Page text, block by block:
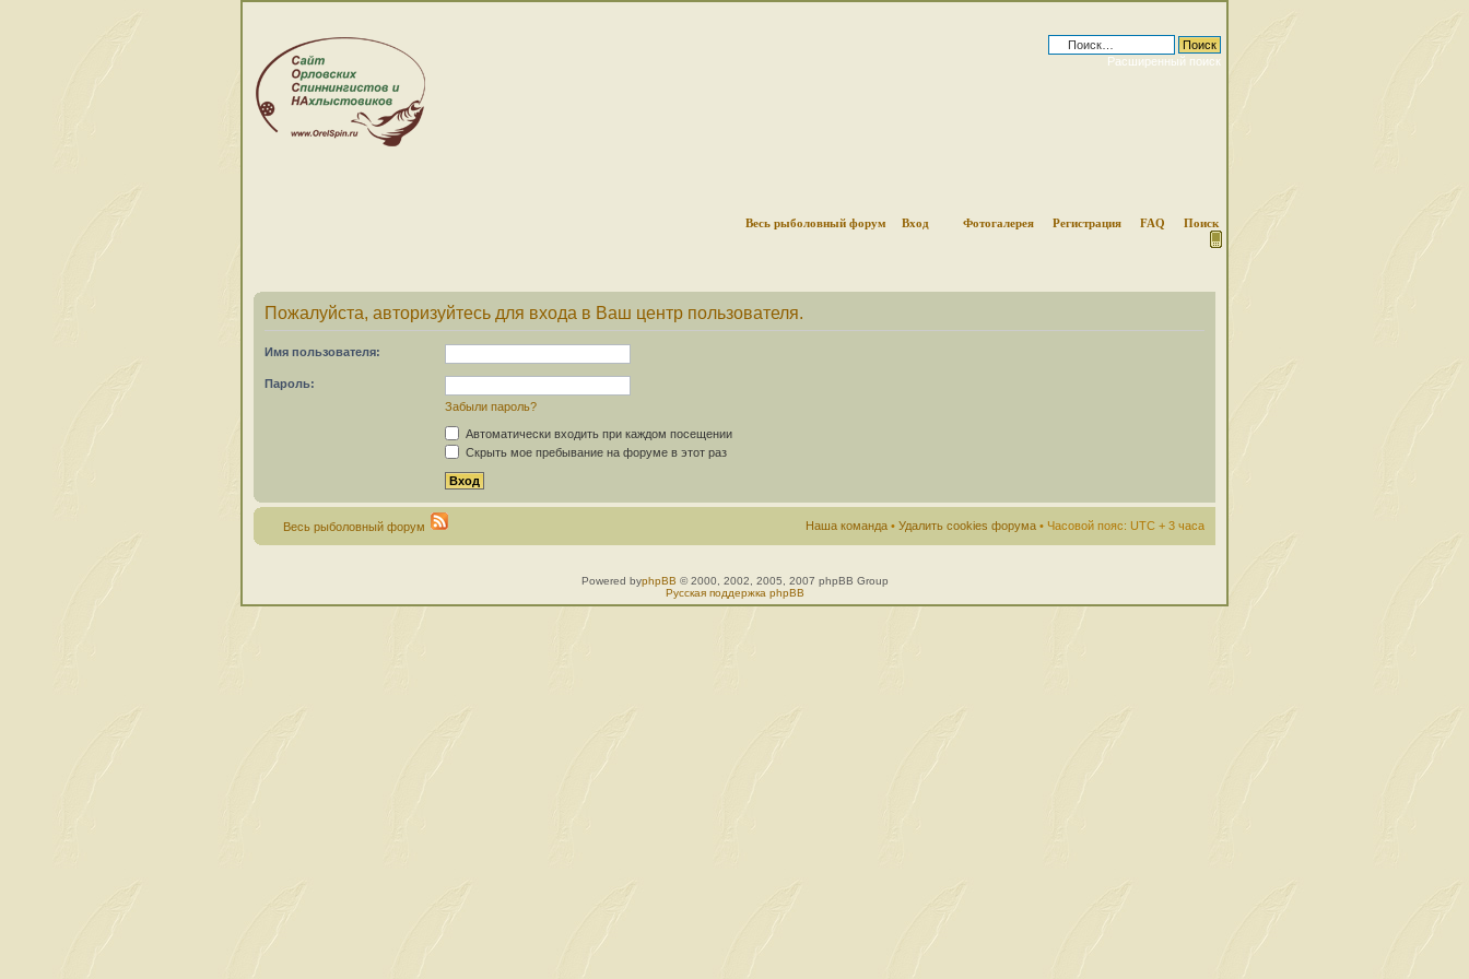
Расширенный поиск
Весь рыболовный форум Вход Фотогалерея Регистрация FAQ Поиск
Пожалуйста, авторизуйтесь для входа в Ваш центр пользователя.
Имя пользователя:
Пароль:
Забыли пароль?
Автоматически входить при каждом посещении
Скрыть мое пребывание на форуме в этот раз
Весь рыболовный форум Наша команда • Удалить cookies форума • Часовой пояс: UTC + 3 часа
Powered byphpBB © 2000, 2002, 2005, 2007 phpBB Group
Русская поддержка phpBB